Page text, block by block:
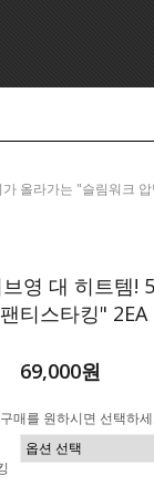
올라가는 "슬림워크
영 대 히트템!
티스타킹"
69,000원
매를 원하시면 선택하